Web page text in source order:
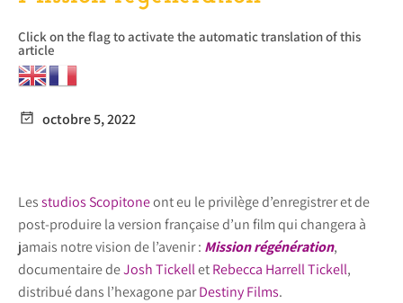
Click on the flag to activate the automatic translation of this
article
octobre 5, 2022
Lesstudios Scopitoneont eu le privilège d’enregistrer et de
post-produire la version française d’un film qui changera à
jamais notre vision de l’avenir : Mission régénération,
documentaire deJosh TickelletRebecca Harrell Tickell,
distribué dans l’hexagone parDestiny Films.